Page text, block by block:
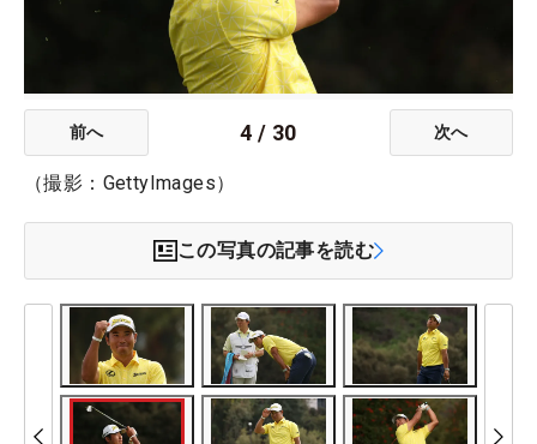
前へ 4 / 30 次へ
（撮影：GettyImages）
この写真の記事を読む